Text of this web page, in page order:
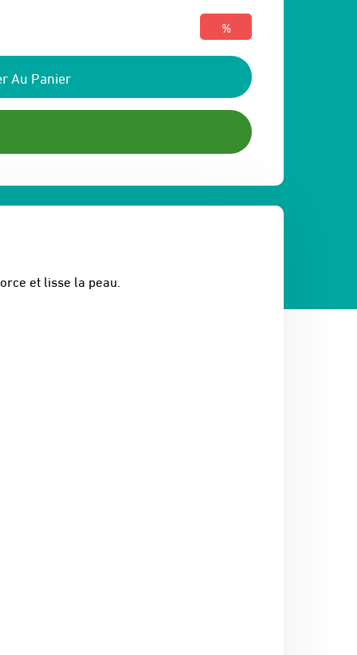
%
Au Panier
et lisse la peau.